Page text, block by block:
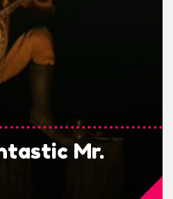
Mr.